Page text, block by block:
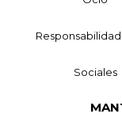
Sociales